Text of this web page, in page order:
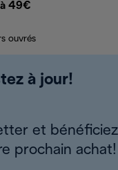
49€
ouvrés
à jour!
et bénéficiez
prochain achat!